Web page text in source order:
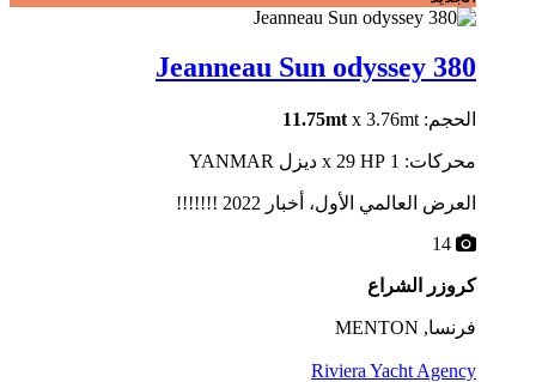
Jeanneau Sun odyssey 380
الحجم: 11.75mt x 3.76mt
محركات: 1 x 29 HP ديزل YANMAR
العرض العالمي الأول، أخبار 2022 !!!!!!!
كروزر الشراع
فرنسا, MENTON
Riviera Yacht Agency